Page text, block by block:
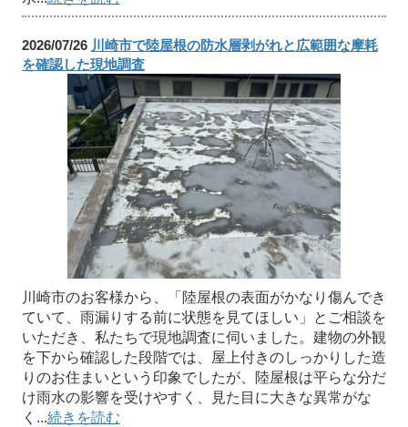
2026/07/26 川崎市で陸屋根の防水層剥がれと広範囲な摩耗
を確認した現地調査
川崎市のお客様から、「陸屋根の表面がかなり傷んでき
ていて、雨漏りする前に状態を見てほしい」とご相談を
いただき、私たちで現地調査に伺いました。建物の外観
を下から確認した段階では、屋上付きのしっかりした造
りのお住まいという印象でしたが、陸屋根は平らな分だ
け雨水の影響を受けやすく、見た目に大きな異常がな
く...続きを読む